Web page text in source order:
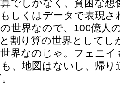
でしかなく、貧困な想
しくはデータで表現さ
世界なので、100億人
割り算の世界としてし
界なのじゃ。フェニ
、地図はないし、帰